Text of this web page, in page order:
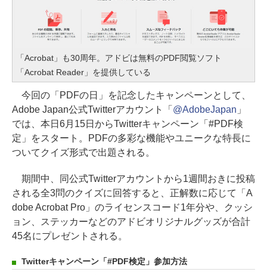
「Acrobat」も30周年。アドビは無料のPDF閲覧ソフト
「Acrobat Reader」を提供している
今回の「PDFの日」を記念したキャンペーンとして、
Adobe Japan公式Twitterアカウント「 @AdobeJapan 」
では、本日6月15日からTwitterキャンペーン「#PDF検
定」をスタート。PDFの多彩な機能やユニークな特長に
ついてクイズ形式で出題される。
期間中、同公式Twitterアカウントから1週間おきに投稿
される全3問のクイズに回答すると、正解数に応じて「A
dobe Acrobat Pro」のライセンスコード1年分や、クッシ
ョン、ステッカーなどのアドビオリジナルグッズが合計
45名にプレゼントされる。
Twitterキャンペーン「#PDF検定」参加方法